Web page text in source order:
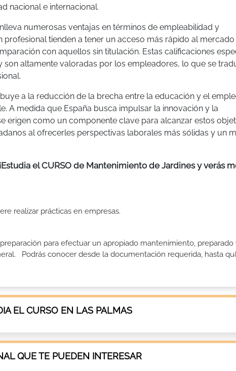
nacional e internacional.
numerosas ventajas en términos de empleabilidad y
tienden a tener un acceso más rápido al mercado
con aquellos sin titulación. Estas calificaciones
altamente valoradas por los empleadores, lo que se
a la reducción de la brecha entre la educación y el
A medida que España busca impulsar la innovación y la
erigen como un componente clave para alcanzar estos
al ofrecerles perspectivas laborales más sólidas y un
el CURSO de Mantenimiento de Jardines y verás
realizar prácticas en empresas.
para efectuar un apropiado mantenimiento, preparado
Podrás conocer desde la documentación requerida, hasta
EL CURSO EN LAS PALMAS
QUE TE PUEDEN INTERESAR